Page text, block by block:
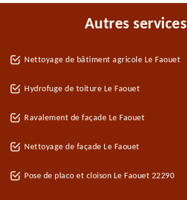
Autres services
Nettoyage de bâtiment agricole Le Faouet
Hydrofuge de toiture Le Faouet
Ravalement de façade Le Faouet
Nettoyage de façade Le Faouet
Pose de placo et cloison Le Faouet 22290